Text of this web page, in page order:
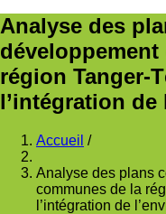
Analyse des
développement
région Tanger-
l’intégration de
Fil
d'Ariane
Accueil /
Analyse des plans
communes de la
l’intégration de